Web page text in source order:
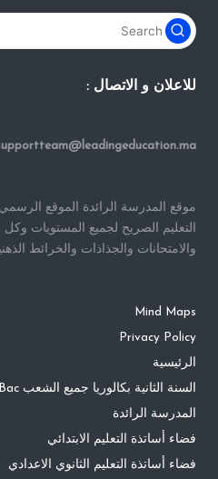
للاعلان و الاتصال :
موقع المدرسة الرائدة الموقع
التعليم الصريح لجميع المستويات
والامتحانات والجذاذات والخرائط
Mind Maps
Privacy Policy
الرئيسية
السنة الثانية بكالوريا جميع الشعب 2Bac
المدرسة الرائدة
فضاء أساتذة التعليم الابتدائي
فضاء أساتذة التعليم الثانوي الاعدادي